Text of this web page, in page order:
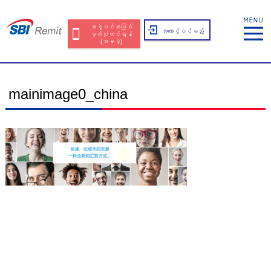
အဖွဲ့ဝင်အဖြစ်
မှတ်ပုံတင်ရန်
(အခမဲ့)
အကောင့်ဝင်မည်
mainimage0_china